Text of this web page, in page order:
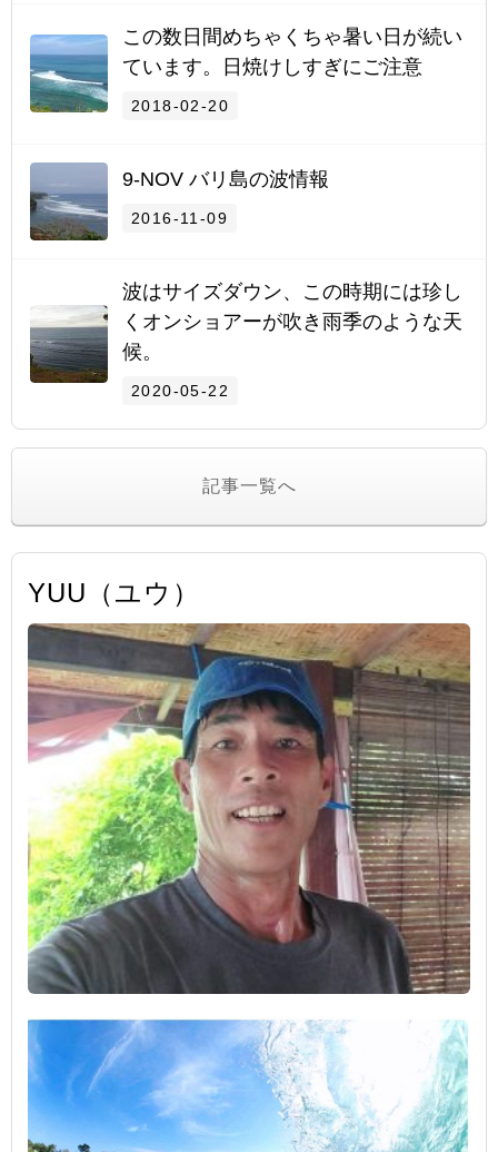
この数日間めちゃくちゃ暑い日が続い
ています。日焼けしすぎにご注意
2018-02-20
9-NOV バリ島の波情報
2016-11-09
波はサイズダウン、この時期には珍し
くオンショアーが吹き雨季のような天
候。
2020-05-22
記事一覧へ
YUU（ユウ）